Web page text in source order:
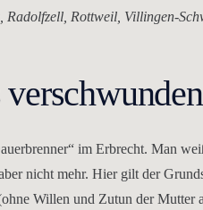
Radolfzell, Rottweil, Villingen-
im Erbrecht. Man
nicht mehr. Hier gilt der
Willen und Zutun der Mutter